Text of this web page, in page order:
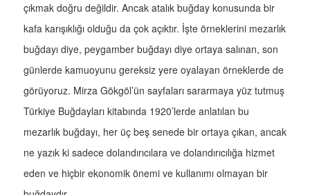
çıkmak doğru değildir. Ancak atalık buğday konusunda bir
kafa karışıklığı olduğu da çok açıktır. İşte örneklerini mezarlık
buğdayı diye, peygamber buğdayı diye ortaya salınan, son
günlerde kamuoyunu gereksiz yere oyalayan örneklerde de
görüyoruz. Mirza Gökgöl’ün sayfaları sararmaya yüz tutmuş
Türkiye Buğdayları kitabında 1920’lerde anlatılan bu
mezarlık buğdayı, her üç beş senede bir ortaya çıkan, ancak
ne yazık ki sadece dolandırıcılara ve dolandırıcılığa hizmet
eden ve hiçbir ekonomik önemi ve kullanımı olmayan bir